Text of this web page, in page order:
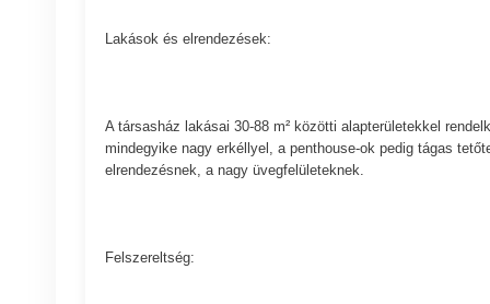
Lakások és elrendezések:
A társasház lakásai 30-88 m² közötti alapterületekkel
mindegyike nagy erkéllyel, a penthouse-ok pedig tágas
elrendezésnek, a nagy üvegfelületeknek.
Felszereltség: